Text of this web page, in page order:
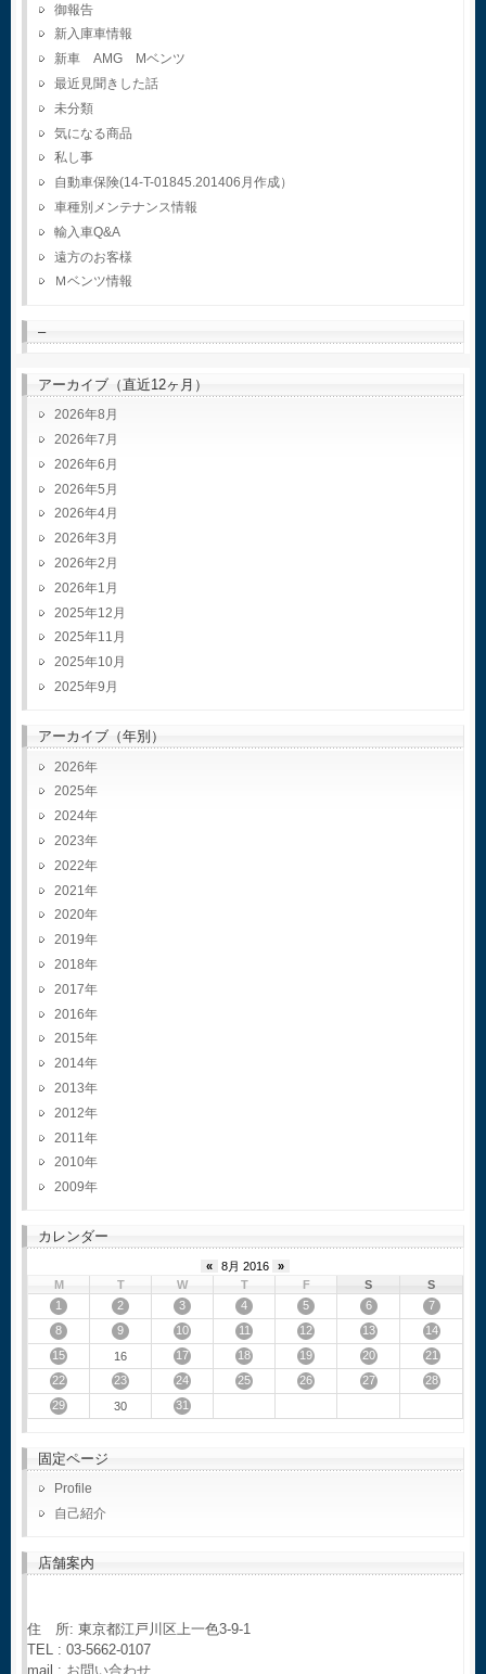
御報告
新入庫車情報
新車 AMG Mベンツ
最近見聞きした話
未分類
気になる商品
私し事
自動車保険(14-T-01845.201406月作成）
車種別メンテナンス情報
輸入車Q&A
遠方のお客様
Ｍベンツ情報
–
アーカイブ（直近12ヶ月）
2026年8月
2026年7月
2026年6月
2026年5月
2026年4月
2026年3月
2026年2月
2026年1月
2025年12月
2025年11月
2025年10月
2025年9月
アーカイブ（年別）
2026
2025
2024
2023
2022
2021
2020
2019
2018
2017
2016
2015
2014
2013
2012
2011
2010
2009
カレンダー
« 8月 2016
»
M
T W T F S
S
1
2 3 4 5 6
7
8
9 10 11 12 13
14
15
16 17 18 19 20
21
22
23 24 25 26 27
28
29
30 31
固定ページ
Profile
自己紹介
店舗案内
住 所: 東京都江戸川区上一色3-9-1
TEL : 03-5662-0107
mail : お問い合わせ